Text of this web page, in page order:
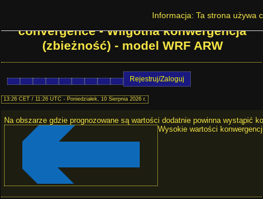
Prognoza pogody w Polsce - Moisture
convergence - Wilgotna konwergencja
(zbieżność) - model WRF ARW
Rejestruj/Zaloguj
13:26 CET / 11:26 UTC - Poniedziałek, 10 Sierpnia 2026 r.
Na obszarze gdzie prognozowane są wartości dodatnie powinna wystąpić
Wysokie wartości
Informacja: Ta strona używa